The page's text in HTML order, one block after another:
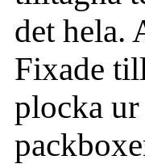
det hela.
Fixade
plocka ur